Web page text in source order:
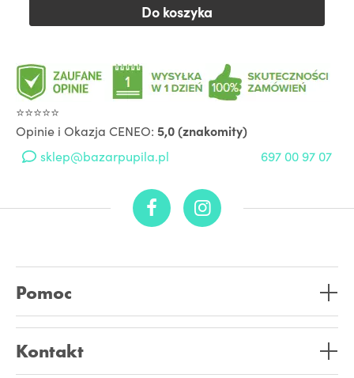
Do koszyka
⭐⭐⭐⭐⭐
Opinie i Okazja CENEO: 5,0 (znakomity)
sklep@bazarpupila.pl
697 00 97 07
Pomoc
Kontakt